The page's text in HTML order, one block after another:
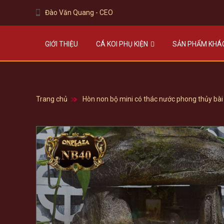
Đào Văn Quang - CEO
GIỚI THIỆU CÁ KOI PHỤ KIỆN SẢN PHẨM
Trang chủ Hòn non bộ mini có thác nước phong thủy